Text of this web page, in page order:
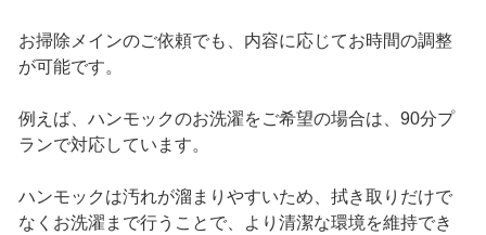
お掃除メインのご依頼でも、内容に応じてお時間の調整
が可能です。
例えば、ハンモックのお洗濯をご希望の場合は、90分プ
ランで対応しています。
ハンモックは汚れが溜まりやすいため、拭き取りだけで
なくお洗濯まで行うことで、より清潔な環境を維持でき